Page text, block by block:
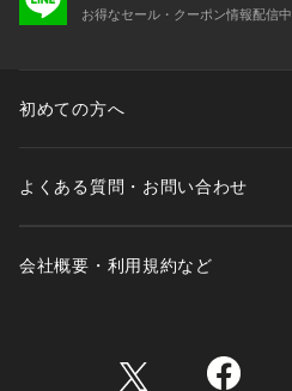
お得なセール・クーポン情報配信中
初めての方へ
よくある質問・お問い合わせ
会社概要・利用規約など